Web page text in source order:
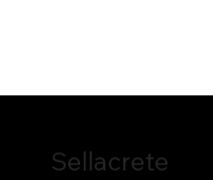
Sellacrete